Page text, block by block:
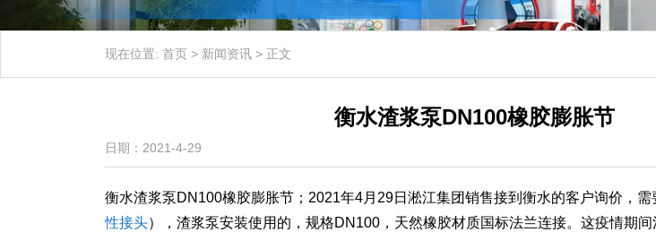
现在位置: 首页 > 新闻资讯 > 正文
衡水渣浆泵DN100橡胶膨胀节
日期：2021-4-29
衡水渣浆泵DN100橡胶膨胀节；2021年4月29日淞江集团销售接到衡水的客户询价，需
性接头），渣浆泵安装使用的，规格DN100，天然橡胶材质国标法兰连接。这疫情期